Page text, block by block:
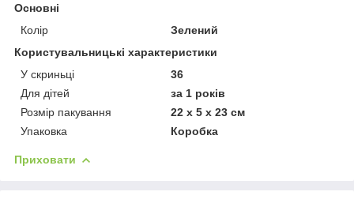
Основні
Колір
Зелений
Користувальницькі характеристики
У скриньці
36
Для дітей
за 1 років
Розмір пакування
22 х 5 х 23 см
Упаковка
Коробка
Приховати